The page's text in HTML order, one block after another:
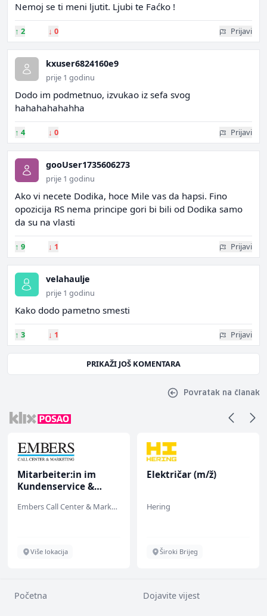
Nemoj se ti meni ljutit. Ljubi te Faćko !
↑ 2 ↓ 0 Prijavi
kxuser6824160e9
prije 1 godinu
Dodo im podmetnuo, izvukao iz sefa svog
hahahahahahha
↑ 4 ↓ 0 Prijavi
gooUser1735606273
prije 1 godinu
Ako vi necete Dodika, hoce Mile vas da hapsi. Fino
opozicija RS nema principe gori bi bili od Dodika samo
da su na vlasti
↑ 9 ↓ 1 Prijavi
velahaulje
prije 1 godinu
Kako dodo pametno smesti
↑ 3 ↓ 1 Prijavi
PRIKAŽI JOŠ KOMENTARA
Povratak na članak
Mitarbeiter:in im
Kundenservice &
Embers Call Center & Marketing
Više lokacija
Električar (m/ž)
Hering
Široki Brijeg
Početna Dojavite vijest